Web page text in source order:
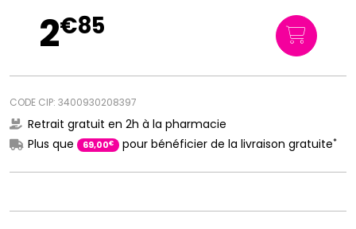
2€85
CODE CIP: 3400930208397
Retrait gratuit en 2h à la pharmacie
Plus que
69,00€ pour bénéficier de la livraison gratuite*